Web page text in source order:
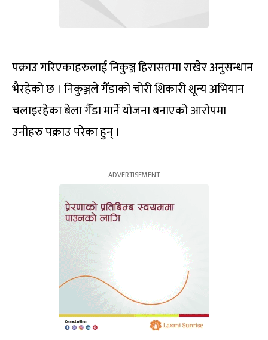
पक्राउ गरिएकाहरुलाई निकुञ्ज हिरासतमा राखेर अनुसन्धान
भैरहेको छ । निकुञ्जले गैँडाको चोरी शिकारी शून्य अभियान
चलाइरहेका बेला गैँडा मार्ने योजना बनाएको आरोपमा
उनीहरु पक्राउ परेका हुन् ।